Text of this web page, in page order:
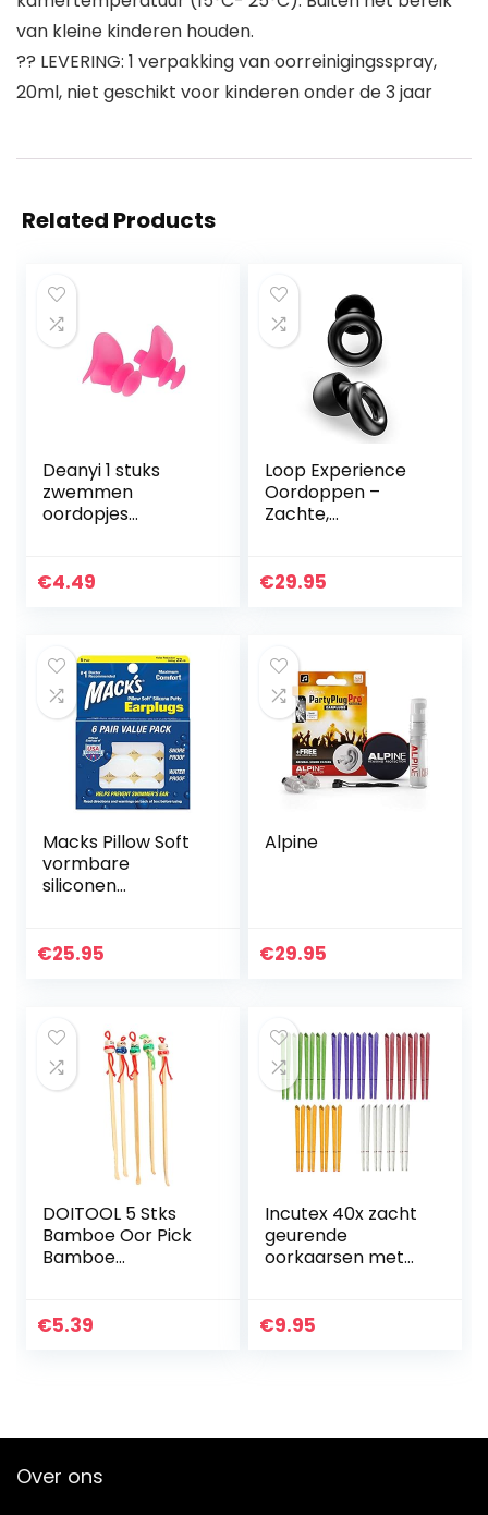
van kleine kinderen houden.
?? LEVERING: 1 verpakking van oorreinigingsspray,
20ml, niet geschikt voor kinderen onder de 3 jaar
Related Products
Deanyi 1 stuks
zwemmen
oordopjes
oordopjes
mannelijke…
€4.49
Loop Experience
Oordoppen –
Zachte,
ng in Silicone + 8
€29.95
Macks Pillow Soft
vormbare
siliconen
€25.95
Alpine
€29.95
DOITOOL 5 Stks
Bamboe Oor Pick
Bamboe
Poppenhoofd
€5.39
Incutex 40x zacht
geurende
oorkaarsen met
kleuren
€9.95
Over ons